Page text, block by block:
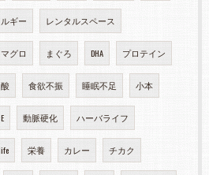
ギー レンタルスペース
マグロ まぐろ DHA プロテイン
食欲不振 睡眠不足 小本
動脈硬化 ハーバライフ
栄養 カレー チカク